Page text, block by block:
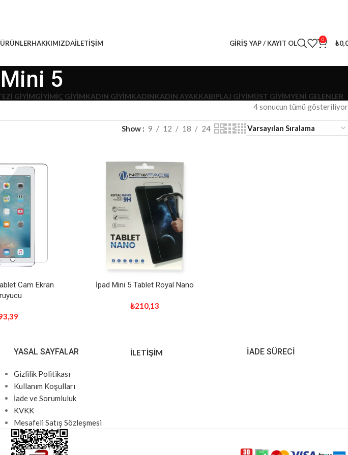
ÜRÜNLERHAKKIMIZDAİLETIŞIM GIRIŞ YAP / KAYIT OL 0 ₺
5
GIYIMGIYIMİÇ GIYIMKADIN GİYİMKADINKADIN AYAKKABIPLAJ GIYIMÜST GIYIMYENI GELENLER
4 sonucun tümü gösteriliyor
Show 9 12 18 24
Cam Ekran
İpad Mini 5 Tablet Royal Nano
₺210,13
YASAL SAYFALAR
Gizlilik Politikası
Kullanım Koşulları
İade ve Sorumluluk
KVKK
Mesafeli Satış Sözleşmesi
İLETİŞİM İADE SÜRECİ